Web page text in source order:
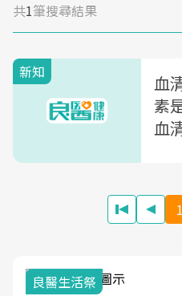
共1筆搜尋結果
新知
血
素
血
1
良醫生活祭